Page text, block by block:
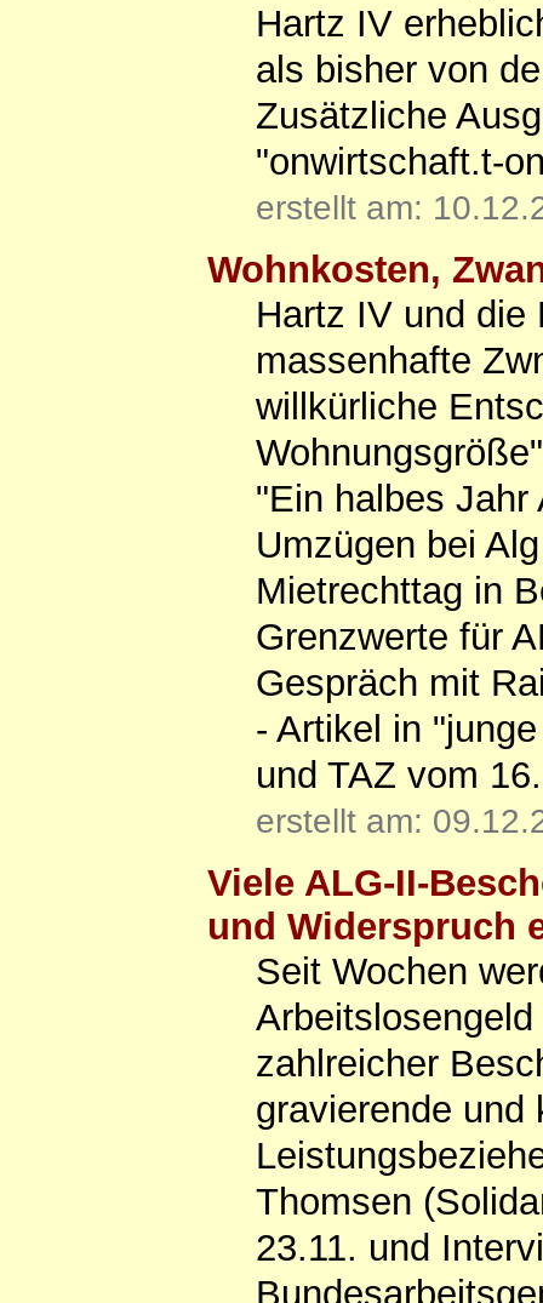
Hartz IV
als bisher von
Zusätzliche
"onwirtschaft.t-
erstellt am:
Wohnkosten,
Hartz IV und die
massenhafte
willkürliche
"Ein halbes Jahr
Umzügen bei
Mietrechttag in
Grenzwerte für
Gespräch mit
- Artikel in
und TAZ vom
erstellt am:
Viele ALG-II-
und Widerspruch
Seit Wochen
zahlreicher
gravierende und
Thomsen
23.11. und